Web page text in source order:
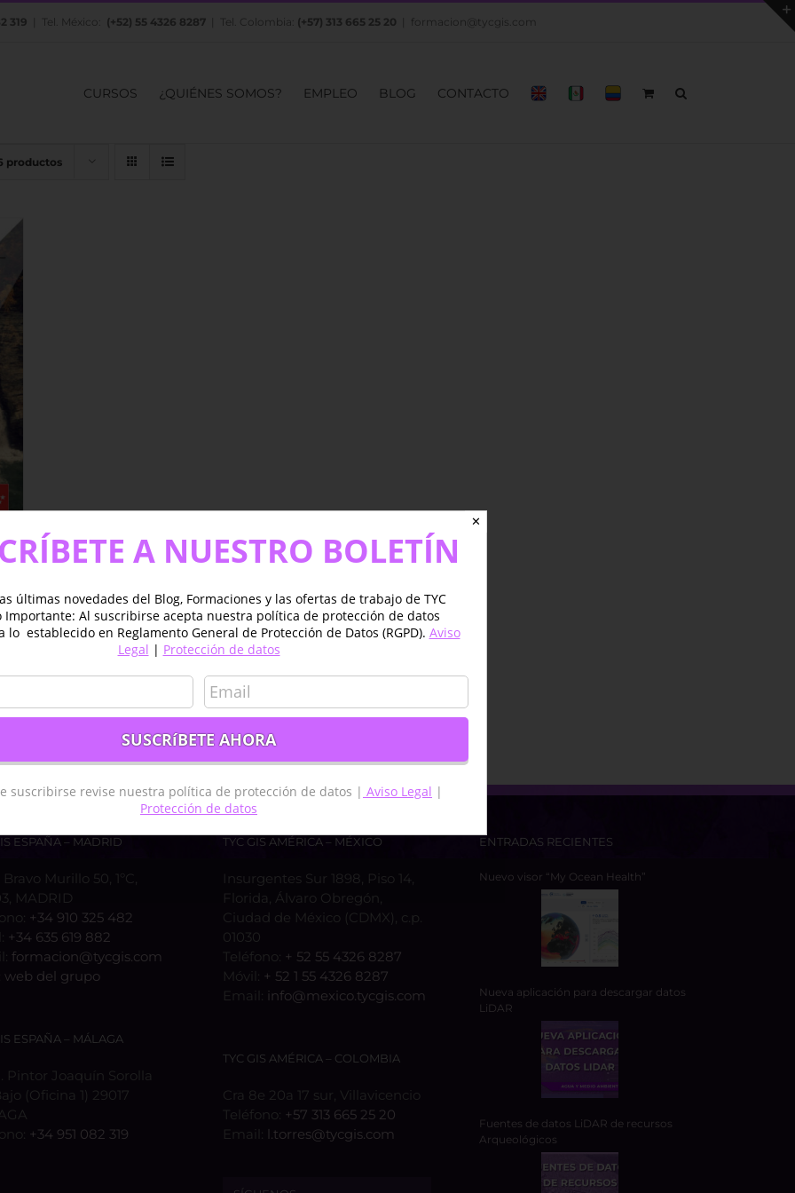
319 | Tel. México: (+52) 55 4326 8287 | Tel. Colombia: (+57) 313 665 25 20 formacion@tycgis.com
CURSOS ¿QUIÉNES SOMOS? EMPLEO BLOG CONTACTO
productos
ESPAÑA – MADRID
Murillo 50, 1ºC,
MADRID
+34 910 325 482
+34 635 619 882
formacion@tycgis.com
web del grupo
ESPAÑA – MÁLAGA
Pintor Joaquín Sorolla
(Oficina 1) 29017
+34 951 082 319
TYC GIS AMÉRICA – MÉXICO
Insurgentes Sur 1898, Piso 14,
Florida, Álvaro Obregón,
Ciudad de México (CDMX), c.p.
01030
Teléfono: + 52 55 4326 8287
Móvil: + 52 1 55 4326 8287
Email: info@mexico.tycgis.com
TYC GIS AMÉRICA – COLOMBIA
Cra 8e 20a 17 sur, Villavicencio
Teléfono: +57 313 665 25 20
Email: l.torres@tycgis.com
ENTRADAS RECIENTES
Nuevo visor “My Ocean Health”
Nueva aplicación para descargar datos
LiDAR
Fuentes de datos LiDAR de recursos
Arqueológicos
✕
A NUESTRO BOLETÍN
últimas novedades del Blog, Formaciones y las ofertas de trabajo de TYC
Importante: Al suscribirse acepta nuestra política de protección de datos
lo establecido en Reglamento General de Protección de Datos (RGPD). Aviso
Legal | Protección de datos
suscribirse revise nuestra política de protección de datos | Aviso Legal |
Protección de datos